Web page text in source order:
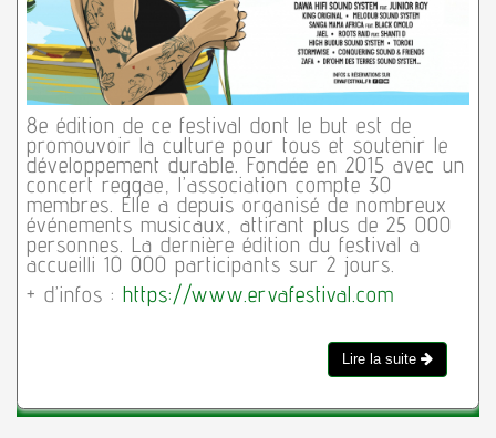
8e édition de ce festival dont le but est de
promouvoir la culture pour tous et soutenir le
développement durable. Fondée en 2015 avec un
concert reggae, l’association compte 30
membres. Elle a depuis organisé de nombreux
événements musicaux, attirant plus de 25 000
personnes. La dernière édition du festival a
accueilli 10 000 participants sur 2 jours.
+ d’infos : https://www.ervafestival.com
Lire la suite